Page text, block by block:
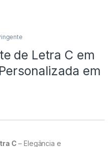
de Letra C em
em
C – Elegância e